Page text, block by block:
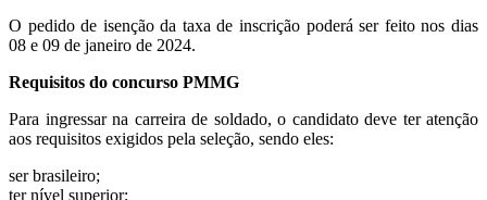
O pedido de isenção da taxa de inscrição poderá ser feito nos dias
08 e 09 de janeiro de 2024.
Requisitos do concurso PMMG
Para ingressar na carreira de soldado, o candidato deve ter atenção
aos requisitos exigidos pela seleção, sendo eles:
ser brasileiro;
ter nível superior;